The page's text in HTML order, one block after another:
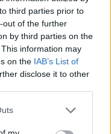
third parties prior to
out of the further
by third parties on the
information may
on the IAB’s List of
disclose it to other
one or more Google